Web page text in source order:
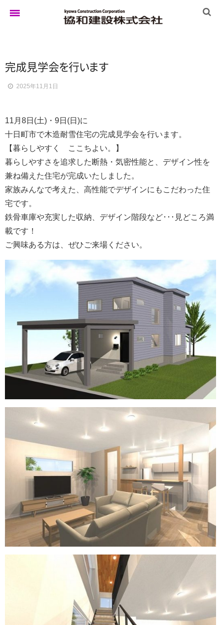
実例集
ブログ
イベント
完成見学会を行います
2025年11月1日
11月8日(土)・9日(日)に
十日町市で木造耐雪住宅の完成見学会を行います。
【暮らしやすく ここちよい。】
暮らしやすさを追求した断熱・気密性能と、デザイン性を
兼ね備えた住宅が完成いたしました。
家族みんなで考えた、高性能でデザインにもこだわった住
宅です。
鉄骨車庫や充実した収納、デザイン階段など･･･見どころ満
載です！
ご興味ある方は、ぜひご来場ください。